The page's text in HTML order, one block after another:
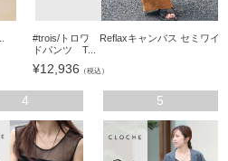
#trois/トロワ Reflaxキャンバス セミワイ
ドパンツ T...
¥12,936 （税込）
4 5